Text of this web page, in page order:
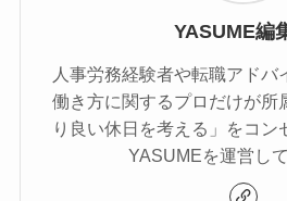
YASUME編
人事労務経験者や転職アドバ
働き方に関するプロだけが所
り良い休日を考える」をコン
YASUMEを運営して